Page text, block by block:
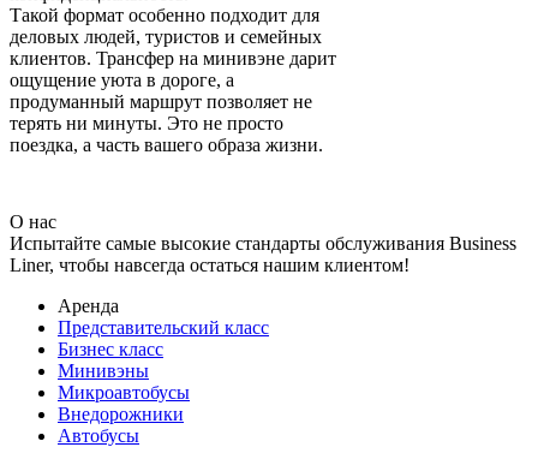
Такой формат особенно подходит для
деловых людей, туристов и семейных
клиентов. Трансфер на минивэне дарит
ощущение уюта в дороге, а
продуманный маршрут позволяет не
терять ни минуты. Это не просто
поездка, а часть вашего образа жизни.
О нас
Испытайте самые высокие стандарты обслуживания Business
Liner, чтобы навсегда остаться нашим клиентом!
Аренда
Представительский класс
Бизнес класс
Минивэны
Микроавтобусы
Внедорожники
Автобусы